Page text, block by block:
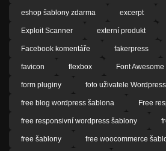
eshop šablony zdarma excerpt
Exploit Scanner externí produkt
Facebook komentáře fakerpress
favicon flexbox Font Awesome
form pluginy foto uživatele Wordpress
free blog wordpress šablona Free
free responsivní wordpress šablony
free šablony free woocommerce